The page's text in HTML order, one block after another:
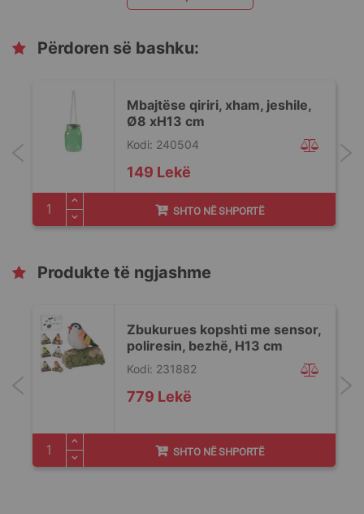
Përdoren së bashku:
Mbajtëse qiriri, xham, jeshile,
Ø8 xH13 cm
149 Lekë
Kodi: 240504
SHTO NË SHPORTË
Produkte të ngjashme
Zbukurues kopshti me sensor,
poliresin, bezhë, H13 cm
779 Lekë
Kodi: 231882
SHTO NË SHPORTË